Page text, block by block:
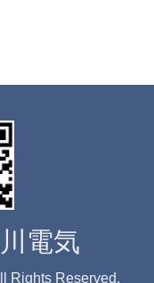
電気
Rights Reserved.